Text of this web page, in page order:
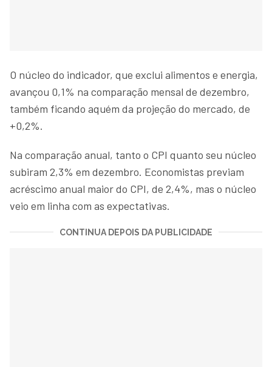
O núcleo do indicador, que exclui alimentos e energia,
avançou 0,1% na comparação mensal de dezembro,
também ficando aquém da projeção do mercado, de
+0,2%.
Na comparação anual, tanto o CPI quanto seu núcleo
subiram 2,3% em dezembro. Economistas previam
acréscimo anual maior do CPI, de 2,4%, mas o núcleo
veio em linha com as expectativas.
CONTINUA DEPOIS DA PUBLICIDADE